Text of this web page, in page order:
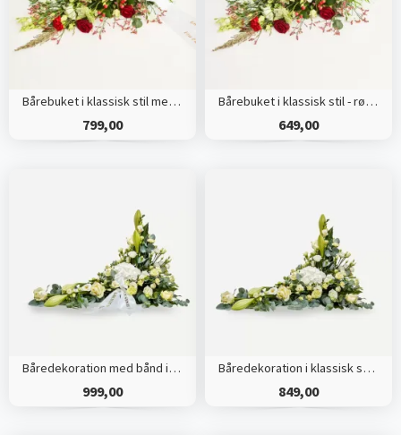
Bårebuket i klassisk stil med bånd
799,00
Bårebuket i klassisk stil - rød og hvid
649,00
Båredekoration med bånd i klassisk stil - creme
999,00
Båredekoration i klassisk stil - creme
849,00